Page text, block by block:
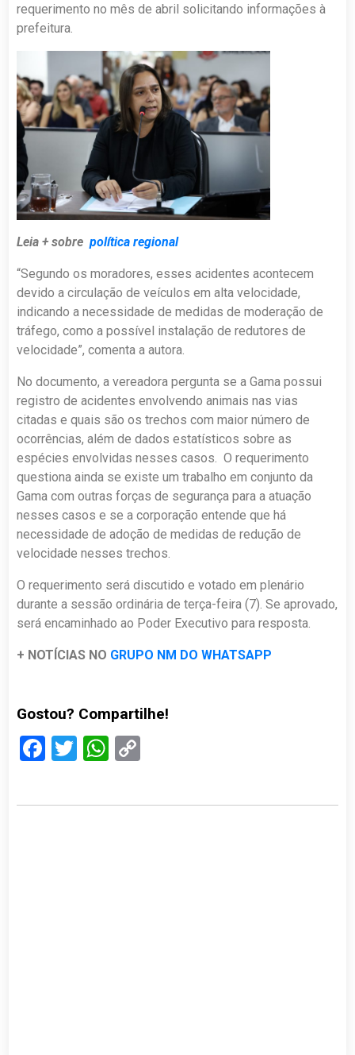
requerimento no mês de abril solicitando informações à
prefeitura.
Leia + sobre política regional
“Segundo os moradores, esses acidentes acontecem
devido a circulação de veículos em alta velocidade,
indicando a necessidade de medidas de moderação de
tráfego, como a possível instalação de redutores de
velocidade”, comenta a autora.
No documento, a vereadora pergunta se a Gama possui
registro de acidentes envolvendo animais nas vias
citadas e quais são os trechos com maior número de
ocorrências, além de dados estatísticos sobre as
espécies envolvidas nesses casos. O requerimento
questiona ainda se existe um trabalho em conjunto da
Gama com outras forças de segurança para a atuação
nesses casos e se a corporação entende que há
necessidade de adoção de medidas de redução de
velocidade nesses trechos.
O requerimento será discutido e votado em plenário
durante a sessão ordinária de terça-feira (7). Se aprovado,
será encaminhado ao Poder Executivo para resposta.
+ NOTÍCIAS NO GRUPO NM DO WHATSAPP
Gostou? Compartilhe!
Facebook
TwitterWhatsApp